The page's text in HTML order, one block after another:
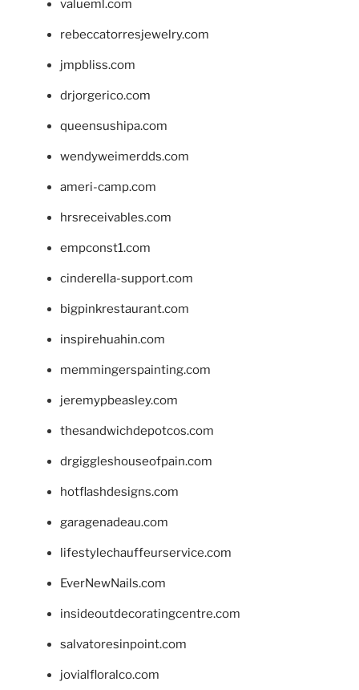
valueml.com
rebeccatorresjewelry.com
jmpbliss.com
drjorgerico.com
queensushipa.com
wendyweimerdds.com
ameri-camp.com
hrsreceivables.com
empconst1.com
cinderella-support.com
bigpinkrestaurant.com
inspirehuahin.com
memmingerspainting.com
jeremypbeasley.com
thesandwichdepotcos.com
drgiggleshouseofpain.com
hotflashdesigns.com
garagenadeau.com
lifestylechauffeurservice.com
EverNewNails.com
insideoutdecoratingcentre.com
salvatoresinpoint.com
jovialfloralco.com